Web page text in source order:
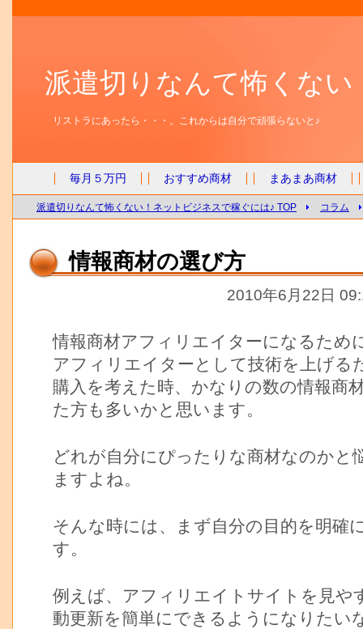
派遣切りなんて怖くな
リストラにあったら・・・。これからは自分で頑張らないと♪
毎月５万円 おすすめ商材 まあまあ商材
派遣切りなんて怖くない！ネットビジネスで稼ぐには♪ TOP コラム
情報商材の選び方
2010年6月22日
情報商材アフィリエイターになるため
アフィリエイターとして技術を上げる
購入を考えた時、かなりの数の情報商
た方も多いかと思います。
どれが自分にぴったりな商材なのかと
ますよね。
そんな時には、まず自分の目的を明確
す。
例えば、アフィリエイトサイトを見や
動更新を簡単にできるようになりたい